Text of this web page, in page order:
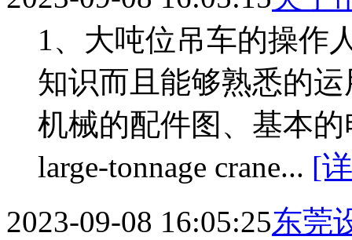
1、大吨位吊车的操作
知识而且能够熟悉的
机械的配件图、基本的
large-tonnage crane... [
2023-09-08 16:05:25东莞